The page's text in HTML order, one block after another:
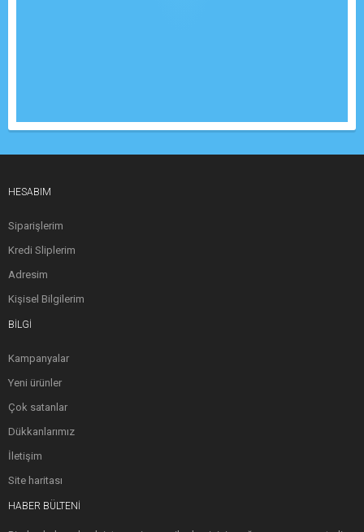
HESABIM
Siparişlerim
Kredi Sliplerim
Adresim
Kişisel Bilgilerim
BILGI
Kampanyalar
Yeni ürünler
Çok satanlar
Dükkanlarımız
İletişim
Site haritası
HABER BÜLTENI